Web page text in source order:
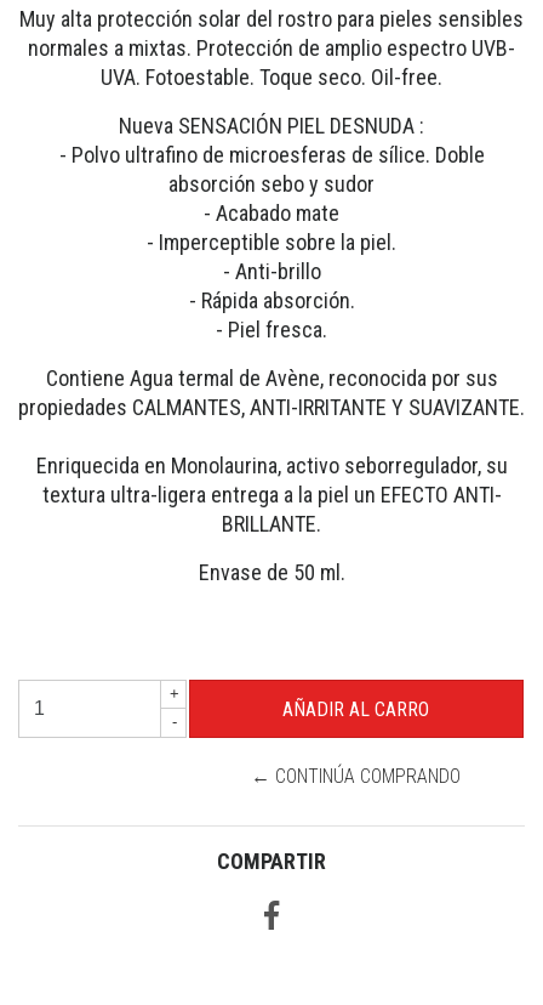
Muy alta protección solar del rostro para pieles sensibles
normales a mixtas. Protección de amplio espectro UVB-
UVA. Fotoestable. Toque seco. Oil-free.
Nueva SENSACIÓN PIEL DESNUDA :
- Polvo ultrafino de microesferas de sílice. Doble
absorción sebo y sudor
- Acabado mate
- Imperceptible sobre la piel.
- Anti-brillo
- Rápida absorción.
- Piel fresca.
Contiene Agua termal de Avène, reconocida por sus
propiedades CALMANTES, ANTI-IRRITANTE Y SUAVIZANTE.
Enriquecida en Monolaurina, activo seborregulador, su
textura ultra-ligera entrega a la piel un EFECTO ANTI-
BRILLANTE.
Envase de 50 ml.
+
-
← CONTINÚA COMPRANDO
COMPARTIR